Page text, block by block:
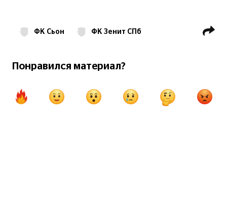
ФК Сьон ФК Зенит СПб
Клубные товарищеские матчи
Понравился материал?